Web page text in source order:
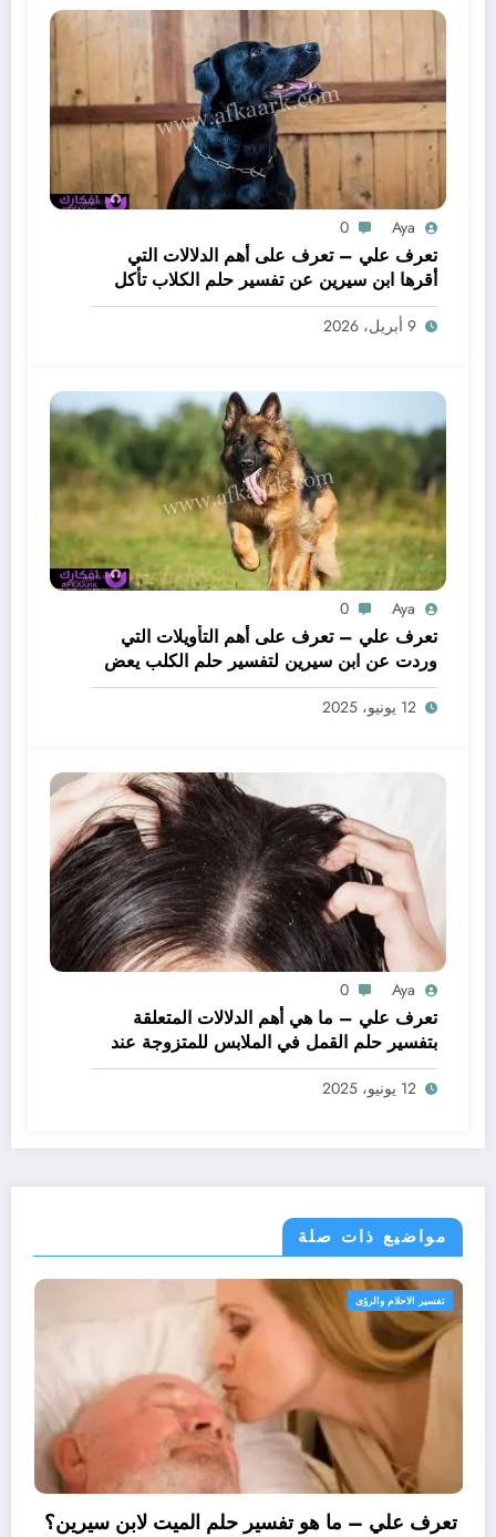
Aya
0
تعرف علي – تعرف على أهم الدلالات التي
أقرها ابن سيرين عن تفسير حلم الكلاب تأكل
لحم – بالتفصيل
9 أبريل، 2026
Aya
0
تعرف علي – تعرف على أهم التأويلات التي
وردت عن ابن سيرين لتفسير حلم الكلب يعض
يدي – بالتفصيل
12 يونيو، 2025
Aya
0
تعرف علي – ما هي أهم الدلالات المتعلقة
بتفسير حلم القمل في الملابس للمتزوجة عند
ابن سيرين؟ – بالتفصيل
12 يونيو، 2025
مواضيع ذات صلة
تعرف علي – ما هو